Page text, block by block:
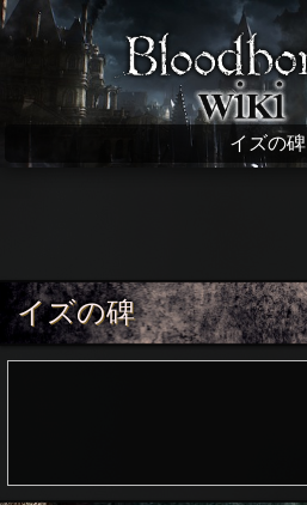
Bloodborne wiki
イズの碑
イズの碑